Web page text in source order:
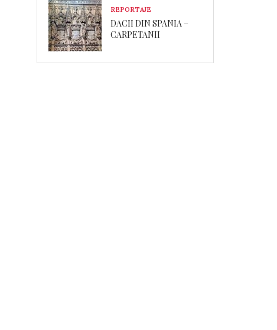
REPORTAJE
DACII DIN SPANIA –
CARPETANII